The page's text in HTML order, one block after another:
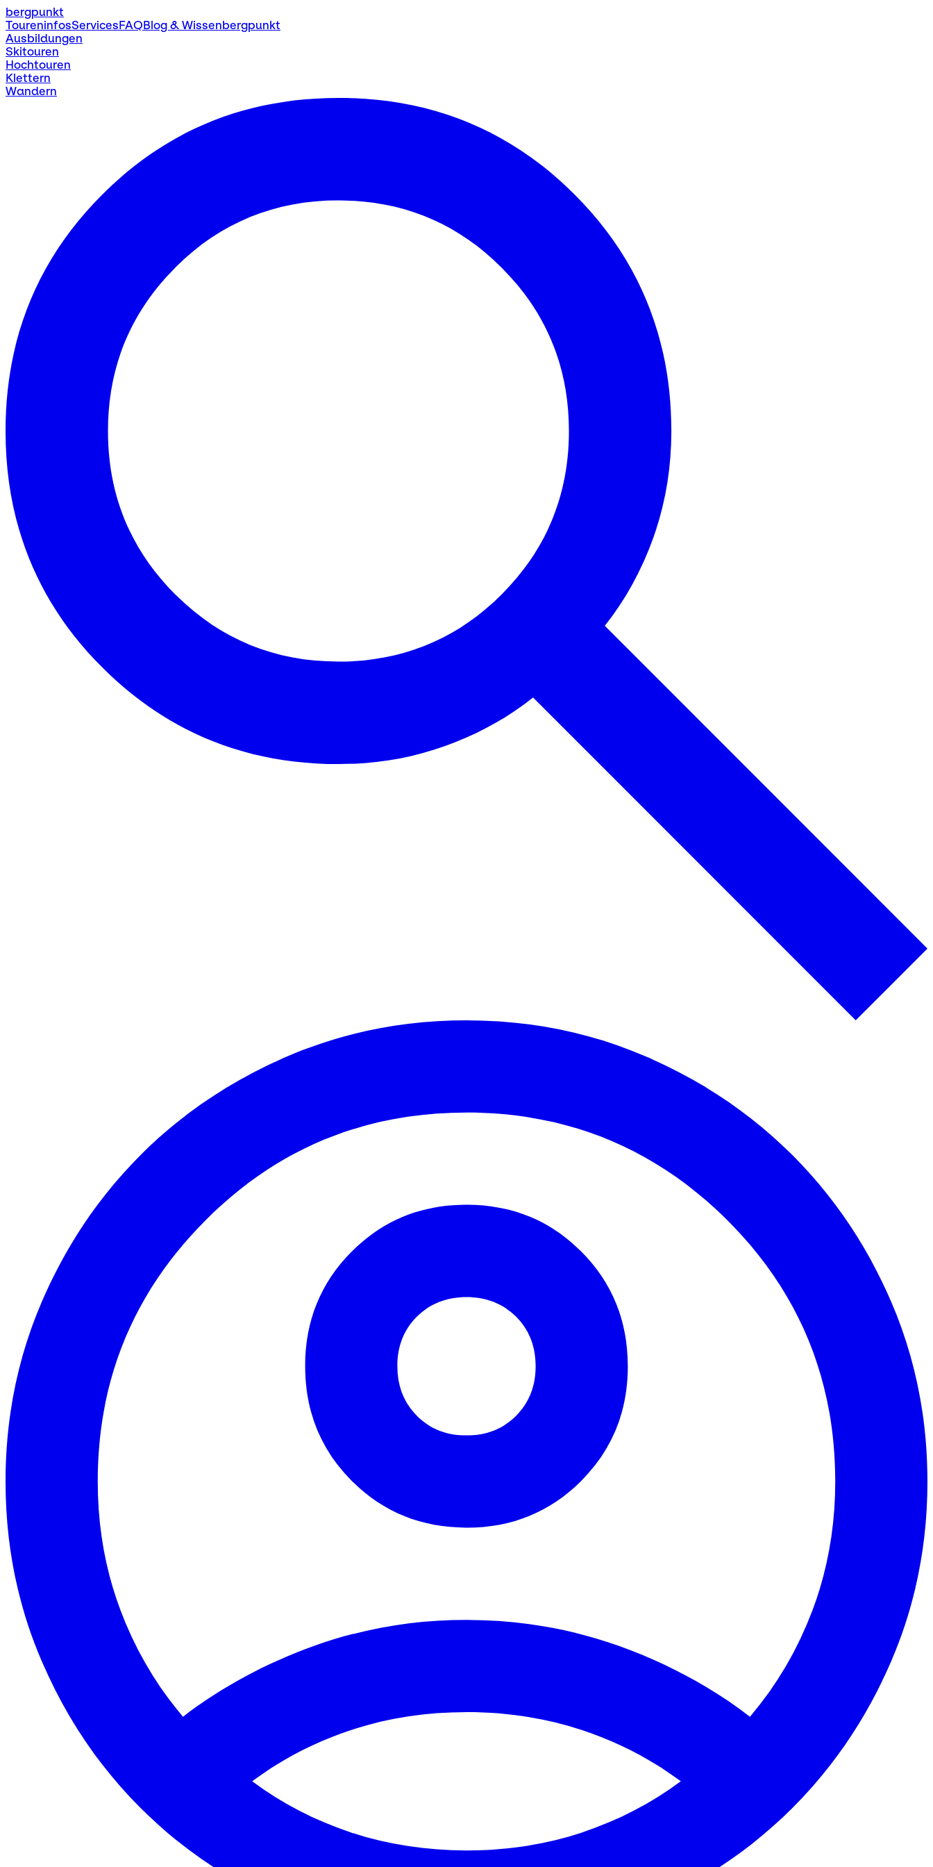
bergpunkt
ToureninfosServicesFAQBlog & Wissenbergpunkt
Ausbildungen
Skitouren
Hochtouren
Klettern
Wandern